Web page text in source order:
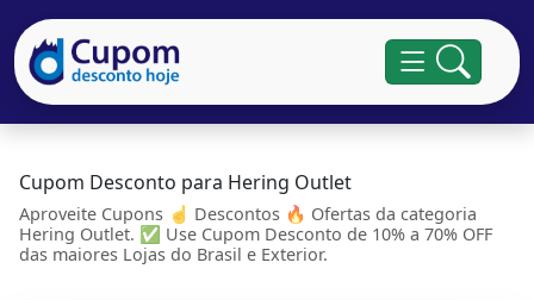
Cupom Desconto para Hering Outlet
Aproveite Cupons ☝ Descontos 🔥 Ofertas da categoria
Hering Outlet. ✅ Use Cupom Desconto de 10% a 70% OFF
das maiores Lojas do Brasil e Exterior.